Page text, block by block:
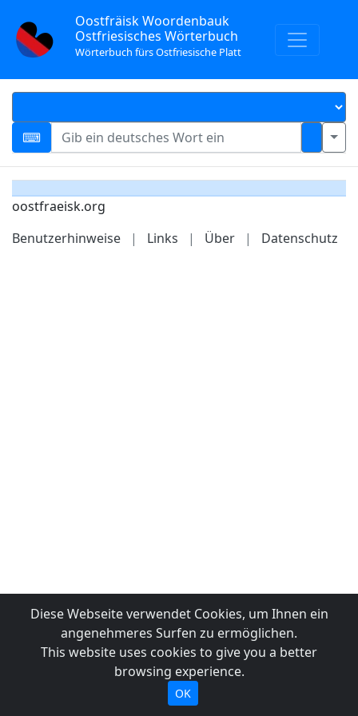
Oostfräisk Woordenbauk
Ostfriesisches Wörterbuch
Wörterbuch fürs Ostfriesische Platt
oostfraeisk.org
Benutzerhinweise
| Links | Über | Datenschutz
Diese Webseite verwendet Cookies, um Ihnen ein
angenehmeres Surfen zu ermöglichen.
This website uses cookies to give you a better
browsing experience.
OK